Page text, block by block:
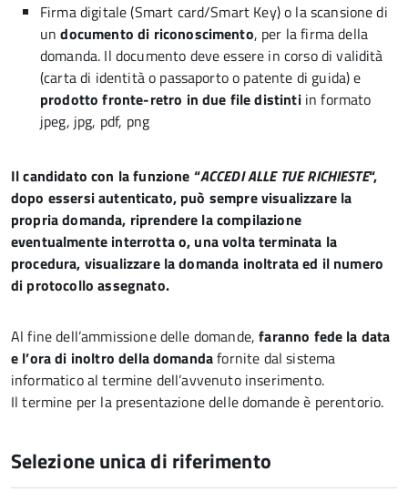
Firma digitale (Smart card/Smart Key) o la scansione di
undocumento di riconoscimento, per la firma della
domanda. Il documento deve essere in corso di validità
(carta di identità o passaporto o patente di guida) e
prodotto fronte-retro in due file distintiin formato
jpeg, jpg, pdf, png
Il candidato con la funzione “ACCEDI ALLE TUE RICHIESTE“,
dopo essersi autenticato, può sempre visualizzare la
propria domanda, riprendere la compilazione
eventualmente interrotta o, una volta terminata la
procedura, visualizzare la domanda inoltrata ed il numero
di protocollo assegnato.
Al fine dell’ammissione delle domande,faranno fede la data
e l’ora di inoltro della domandafornite dal sistema
informatico al termine dell’avvenuto inserimento.
Il termine per la presentazione delle domande è perentorio.
Selezione unica di riferimento